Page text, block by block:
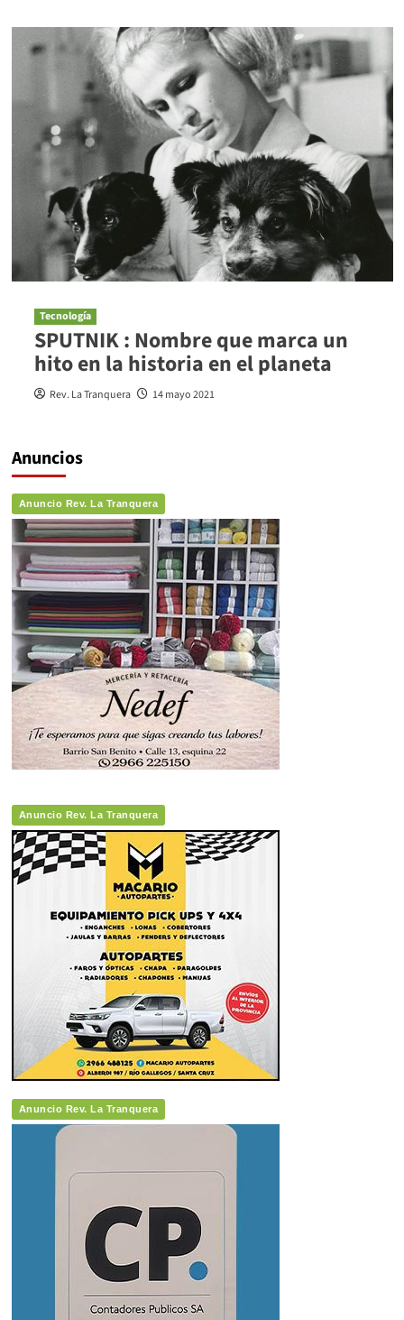
Tecnología
SPUTNIK : Nombre que marca un
hito en la historia en el planeta
Rev. La Tranquera 14 mayo 2021
Anuncios
Anuncio Rev. La Tranquera
Anuncio Rev. La Tranquera
Anuncio Rev. La Tranquera